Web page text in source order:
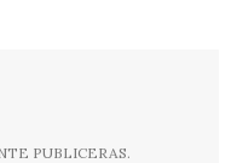
PUBLICERAS.